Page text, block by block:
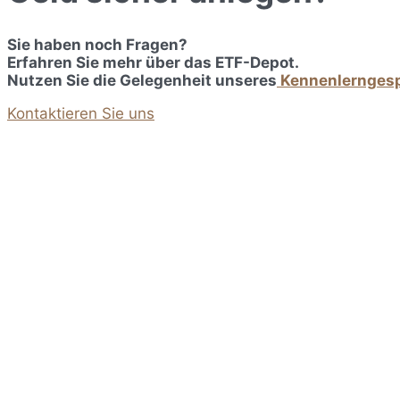
Sie haben noch Fragen?
Erfahren Sie mehr über das ETF-Depot.
Nutzen Sie die Gelegenheit unseres
Kontaktieren Sie uns